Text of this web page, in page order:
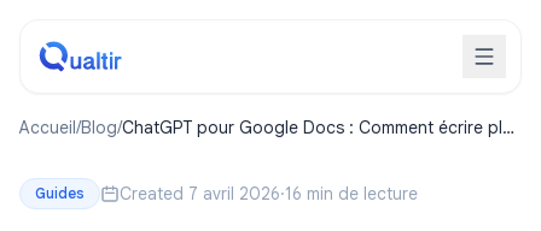
Accueil/Blog/ChatGPT pour Google Docs : Comment écrire plus
Guides Created 7 avril 2026·16 min de lecture